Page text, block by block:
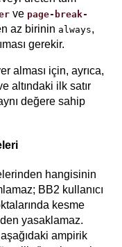
ve page-break-
az birinin always,
gerekir.
alması için, ayrıca,
altındaki ilk satır
değere sahip
hangisinin
BB2 kullanıcı
kesme
yasaklamaz.
ampirik